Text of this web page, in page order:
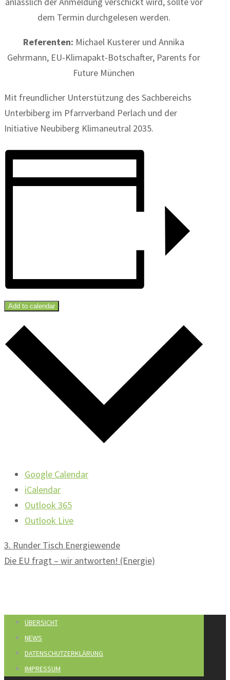
dem Termin durchgelesen werden.
Referenten: Michael Kusterer und Annika
Gehrmann, EU-Klimapakt-Botschafter, Parents for
Future München
Mit freundlicher Unterstützung des Sachbereichs
Unterbiberg im Pfarrverband Perlach und der
Initiative Neubiberg Klimaneutral 2035.
Add to calendar
Google Calendar
iCalendar
Outlook 365
Outlook Live
3. Runder Tisch Energiewende
Die EU fragt – wir antworten! (Energie)
ÜBERSICHT
NEWS
DATENSCHUTZERKLÄRUNG
IMPRESSUM